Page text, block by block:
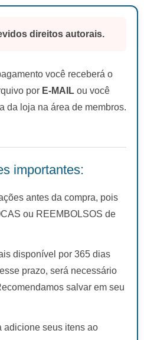
direitos autorais.
você receberá o
por E-MAIL ou você
da loja na área de membros.
importantes:
antes da compra, pois
ou REEMBOLSOS de
disponível por 365 dias
prazo, será necessário
salvar em seu
adicione seus itens ao